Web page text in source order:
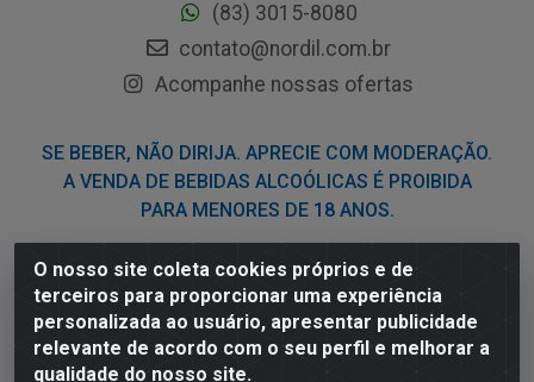
O nosso site coleta cookies próprios e de
terceiros para proporcionar uma experiência
personalizada ao usuário, apresentar publicidade
relevante de acordo com o seu perfil e melhorar a
qualidade do nosso site.
(83) 3015-8080
contato@nordil.com.br
Acompanhe nossas ofertas
SE BEBER, NÃO DIRIJA. APRECIE COM MODERAÇÃO.
A VENDA DE BEBIDAS ALCOÓLICAS É PROIBIDA
PARA MENORES DE 18 ANOS.
Nordil Distribuidora - Avenida Liberdade, 2738, Bloco F -
Sesi - Bayeux/PB - CEP 58.111-400 - CNPJ
03.775.813/0001-41